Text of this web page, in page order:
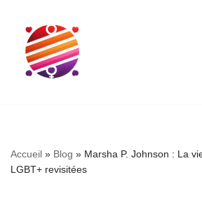
Aller
contenu
Accueil » Blog » Marsha P. Johnson : La
LGBT+ revisitées